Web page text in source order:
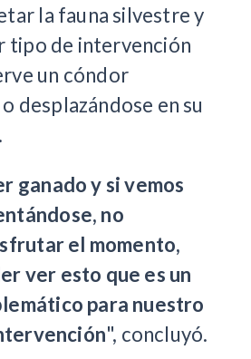
la fauna silvestre y
tipo de intervención
un cóndor
desplazándose en su
ganado y si vemos
no
el momento,
ver esto que es un
para nuestro
", concluyó.